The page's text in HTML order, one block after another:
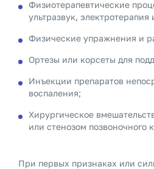
Физиотерапевтические
ультразвук,
Физические упражнения и
Ортезы или корсеты для
Инъекции препаратов
воспаления;
Хирургическое
или стенозом позвоночного
При первых признаках или